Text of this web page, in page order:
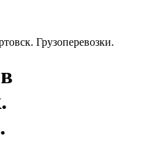
Грузоперевозки.